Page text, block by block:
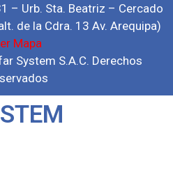
– Urb. Sta. Beatriz – Cercado
de la Cdra. 13 Av. Arequipa)
Mapa
System S.A.C. Derechos